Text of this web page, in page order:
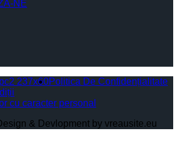
NE
Politica De Confidențialitate
cu caracter personal
& Devlopment by vreausite.eu